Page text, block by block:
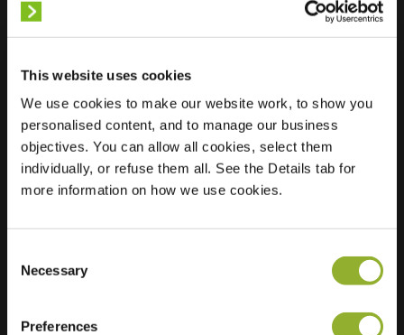
This website uses cookies
We use cookies to make our website work, to show you
personalised content, and to manage our business
objectives. You can allow all cookies, select them
individually, or refuse them all. See the Details tab for
more information on how we use cookies.
Selection
Necessary
Preferences
Locatie
Waterleestweg 12
1980 Zemst
België
Regular Charging